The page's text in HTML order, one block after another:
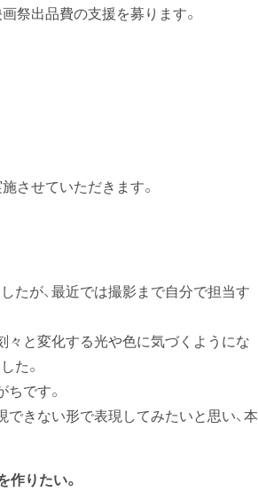
祭出品費の支援を募ります。
させていただきます。
たが、最近では撮影まで自分で担当す
々と変化する光や色に気づくようにな
た。
です。
できない形で表現してみたいと思い、本
りたい。